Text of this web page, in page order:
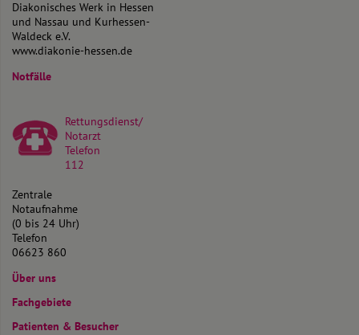
Diakonisches Werk in Hessen
und Nassau und Kurhessen-
Waldeck e.V.
www.diakonie-hessen.de
Notfälle
Rettungsdienst/
Notarzt
Telefon
112
Zentrale
Notaufnahme
(0 bis 24 Uhr)
Telefon
06623 860
Über uns
Fachgebiete
Patienten & Besucher